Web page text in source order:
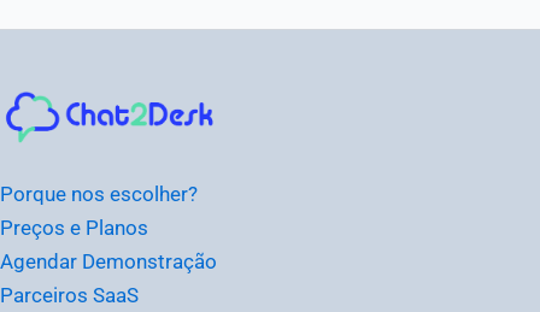
Porque nos escolher?
Preços e Planos
Agendar Demonstração
Parceiros SaaS
Instagram
Facebook